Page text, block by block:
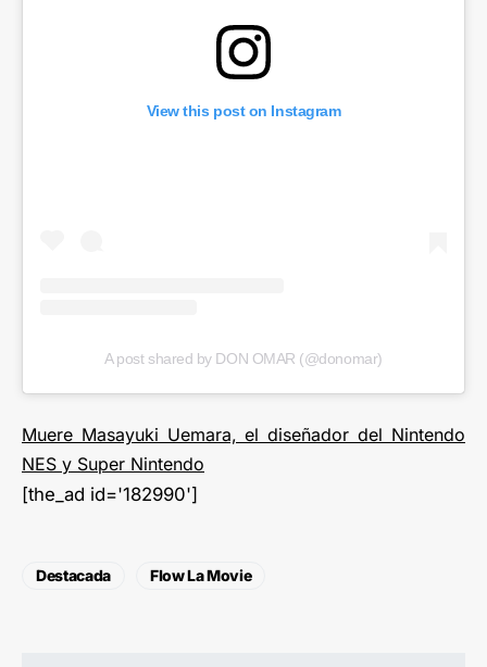
View this post on Instagram
A post shared by DON OMAR (@donomar)
Muere Masayuki Uemara, el diseñador del Nintendo
NES y Super Nintendo
[the_ad id='182990']
Destacada Flow La Movie